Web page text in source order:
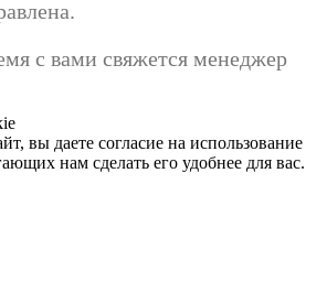
с вами свяжется менеджер
вы даете согласие на использование
нам сделать его удобнее для вас.